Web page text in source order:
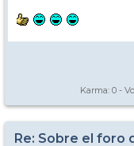
Karma: 0 -
Re: Sobre el foro